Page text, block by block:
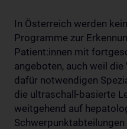
In Österreich werden
Programme zur
Patient:innen mit
angeboten, auch weil
dafür notwendigen
die ultraschall-basierte
weitgehend auf